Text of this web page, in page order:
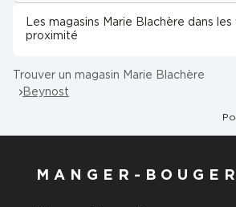
Les magasins Marie Blachère dans les
proximité
Trouver un magasin Marie Blachère
Beynost
MANGER-BOUGER